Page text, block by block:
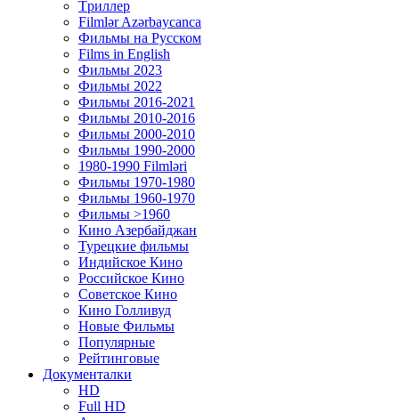
Tриллер
Filmlər Azərbaycanca
Фильмы на Русском
Films in English
Фильмы 2023
Фильмы 2022
Фильмы 2016-2021
Фильмы 2010-2016
Фильмы 2000-2010
Фильмы 1990-2000
1980-1990 Filmləri
Фильмы 1970-1980
Фильмы 1960-1970
Фильмы >1960
Кино Азербайджан
Турецкие фильмы
Индийское Кино
Российское Кино
Советское Кино
Кино Голливуд
Новые Фильмы
Популярные
Рейтинговые
Документалки
HD
Full HD